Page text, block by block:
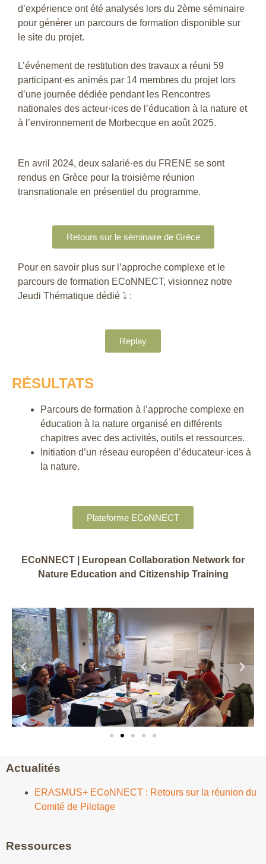
d’expérience ont été analysés lors du 2ème séminaire
pour générer un parcours de formation disponible sur
le site du projet.
L’événement de restitution des travaux a réuni 59
participant·es animés par 14 membres du projet lors
d’une journée dédiée pendant les Rencontres
nationales des acteur·ices de l’éducation à la nature et
à l’environnement de Morbecque en août 2025.
En avril 2024, deux salarié·es du FRENE se sont
rendus en Grèce pour la troisième réunion
transnationale en présentiel du programme.
Retours sur le séminaire de Grèce
Pour en savoir plus sur l’approche complexe et le
parcours de formation ECoNNECT, visionnez notre
Jeudi Thématique dédié ⤵️ :
Replay
RÉSULTATS
Parcours de formation à l’approche complexe en
éducation à la nature organisé en différents
chapitres avec des activités, outils et ressources.
Initiation d’un réseau européen d’éducateur·ices à
la nature.
Plateforme ECoNNECT
ECoNNECT |
European Collaboration Network for
Nature Education and Citizenship Training
Actualités
ERASMUS+ ECoNNECT : Retours sur la réunion du
Comité de Pilotage
Ressources